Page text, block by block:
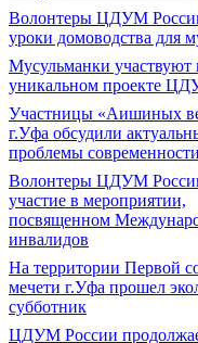
Волонтеры ЦДУМ
уроки домоводства для
Мусульманки участвуют
уникальном проекте
Участницы «Аишиных
г.Уфа обсудили
проблемы современности
Волонтеры ЦДУМ
участие в мероприятии,
посвященном
инвалидов
На территории Первой
мечети г.Уфа прошел
субботник
ЦДУМ России